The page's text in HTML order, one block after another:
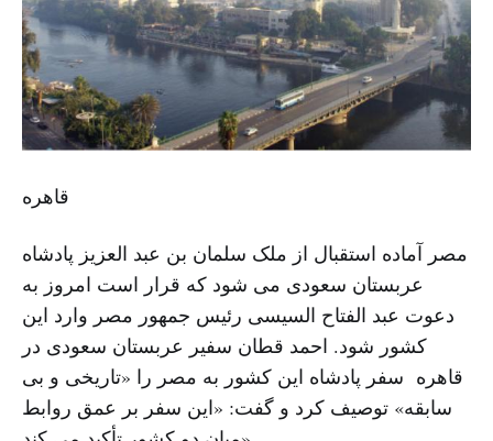
قاهره
مصر آماده استقبال از ملک سلمان بن عبد العزیز پادشاه
عربستان سعودی می شود که قرار است امروز به
دعوت عبد الفتاح السیسی رئیس جمهور مصر وارد این
کشور شود. احمد قطان سفیر عربستان سعودی در
قاهره سفر پادشاه این کشور به مصر را «تاریخی و بی
سابقه» توصیف کرد و گفت: «این سفر بر عمق روابط